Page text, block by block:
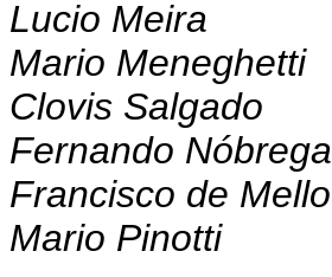
Lucio Meira
Mario Meneghetti
Clovis Salgado
Fernando Nóbrega
Francisco de Mello
Mario Pinotti